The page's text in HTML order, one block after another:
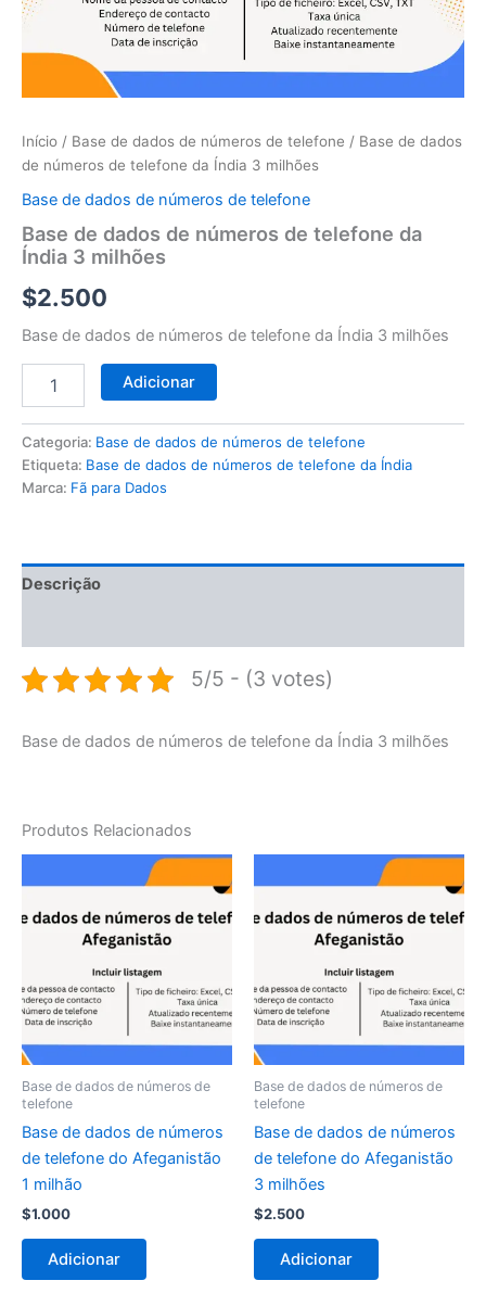
Início / Base de dados de números de telefone / Base de dados
de números de telefone da Índia 3 milhões
Base de dados de números de telefone
Base de dados de números de telefone da
Índia 3 milhões
$2.500
Base de dados de números de telefone da Índia 3 milhões
telefone
Índia
milhões
Adicionar
Categoria: Base de dados de números de telefone
Etiqueta: Base de dados de números de telefone da Índia
Marca: Fã para Dados
Descrição
5/5 - (3 votes)
Base de dados de números de telefone da Índia 3 milhões
Produtos Relacionados
Base de dados de números de
telefone
Base de dados de números
de telefone do Afeganistão
1 milhão
$1.000
Adicionar
Base de dados de números de
telefone
Base de dados de números
de telefone do Afeganistão
3 milhões
$2.500
Adicionar